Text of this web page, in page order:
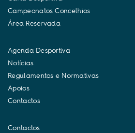
Campeonatos Concelhios
Área Reservada
Agenda Desportiva
Notícias
Regulamentos e Normativas
Apoios
Contactos
Contactos